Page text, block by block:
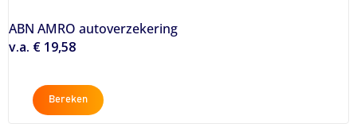
ABN AMRO autoverzekering
v.a. € 19,58
Bereken